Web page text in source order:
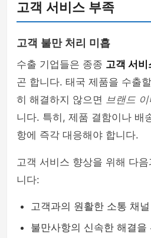
고객 서비스 부족
고객 불만 처리 미흡
수출 기업들은 종종 고객 서비
곤 합니다. 태국 제품을 수출
히 해결하지 않으면 브랜드
니다. 특히, 제품 결함이나 배
항에 즉각 대응해야 합니다.
고객 서비스 향상을 위해 다
니다:
고객과의 원활한 소통 채
불만사항의 신속한 해결을